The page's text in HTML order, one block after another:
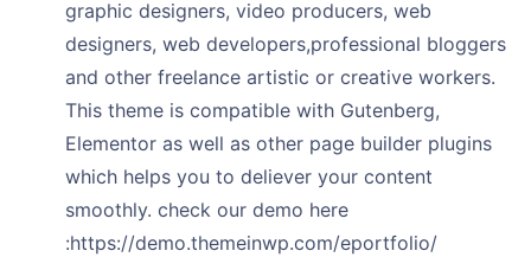
graphic designers, video producers, web
designers, web developers,professional bloggers
and other freelance artistic or creative workers.
This theme is compatible with Gutenberg,
Elementor as well as other page builder plugins
which helps you to deliever your content
smoothly. check our demo here
:https://demo.themeinwp.com/eportfolio/